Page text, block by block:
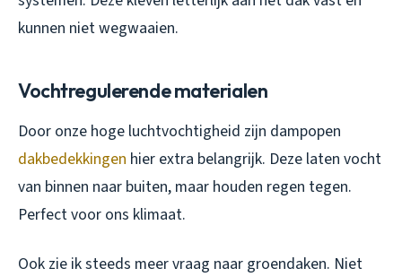
kunnen niet wegwaaien.
Vochtregulerende materialen
Door onze hoge luchtvochtigheid zijn dampopen
dakbedekkingen hier extra belangrijk. Deze laten vocht
van binnen naar buiten, maar houden regen tegen.
Perfect voor ons klimaat.
Ook zie ik steeds meer vraag naar groendaken. Niet